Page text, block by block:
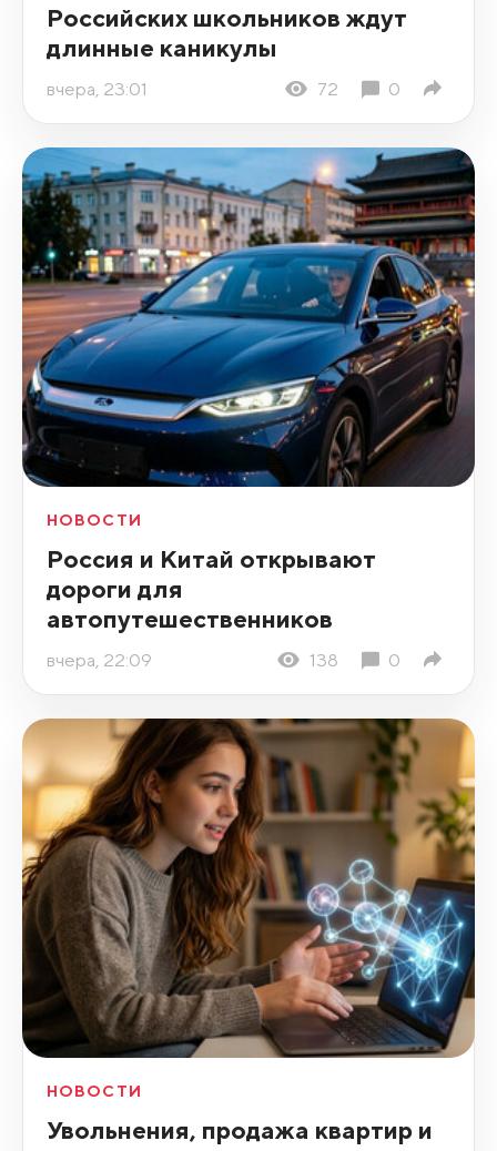
Российских школьников ждут
длинные каникулы
вчера, 23:01 72 0
НОВОСТИ
Россия и Китай открывают
дороги для
автопутешественников
вчера, 22:09 138 0
НОВОСТИ
Увольнения, продажа квартир и